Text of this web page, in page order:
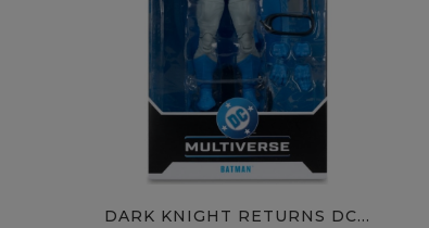
DARK KNIGHT RETURNS DC...